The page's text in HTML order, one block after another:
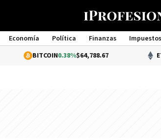
Economía Política Finanzas Impuestos
Management
BITCOIN0.38%$64,788.67 ETHEREUM